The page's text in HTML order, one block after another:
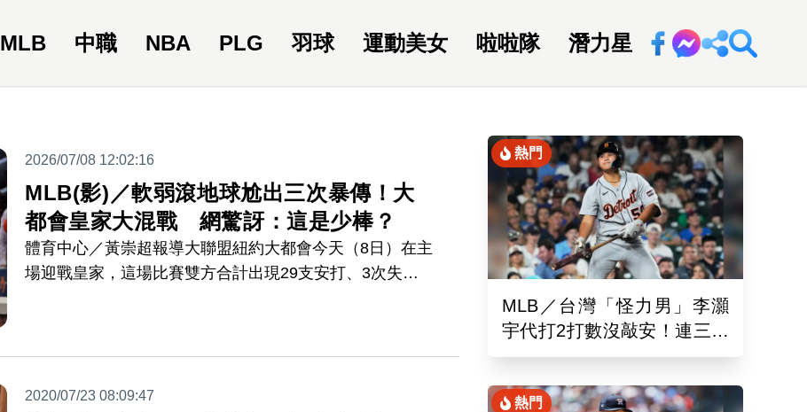
MLB 中職 NBA PLG 羽球 運動美女 啦啦隊 潛力星 回新聞網
2026/07/08 12:02:16
MLB(影)／軟弱滾地球尬出三次暴傳！大
都會皇家大混戰 網驚訝：這是少棒？
體育中心／黃崇超報導大聯盟紐約大都會今天（8日）在主
場迎戰皇家，這場比賽雙方合計出現29支安打、3次失誤
2020/07/23 08:09:47
熱門
MLB／台灣「怪力男」李灝
宇代打2打數沒敲安！連三場
坐板凳 老虎11:0完封水手
熱門